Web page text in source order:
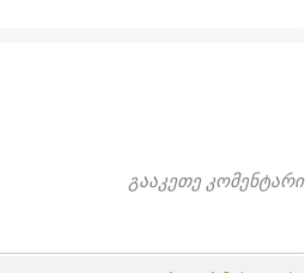
გააკეთე კომენტარი